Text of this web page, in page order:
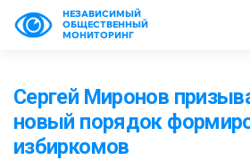
НЕЗАВИСИМЫЙ
ОБЩЕСТВЕННЫЙ
МОНИТОРИНГ
Сергей Миронов
новый порядок
избиркомов